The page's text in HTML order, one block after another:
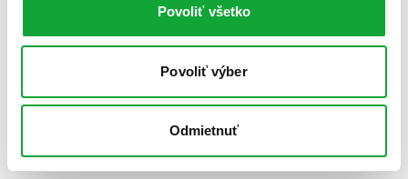
Povoliť všetko
Povoliť výber
Odmietnuť